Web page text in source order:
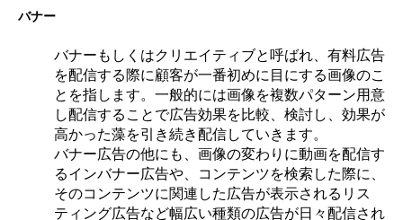
バナー
バナーもしくはクリエイティブと呼ばれ、有料広告
を配信する際に顧客が一番初めに目にする画像のこ
とを指します。一般的には画像を複数パターン用意
し配信することで広告効果を比較、検討し、効果が
高かった藻を引き続き配信していきます。
バナー広告の他にも、画像の変わりに動画を配信す
るインバナー広告や、コンテンツを検索した際に、
そのコンテンツに関連した広告が表示されるリス
ティング広告など幅広い種類の広告が日々配信され